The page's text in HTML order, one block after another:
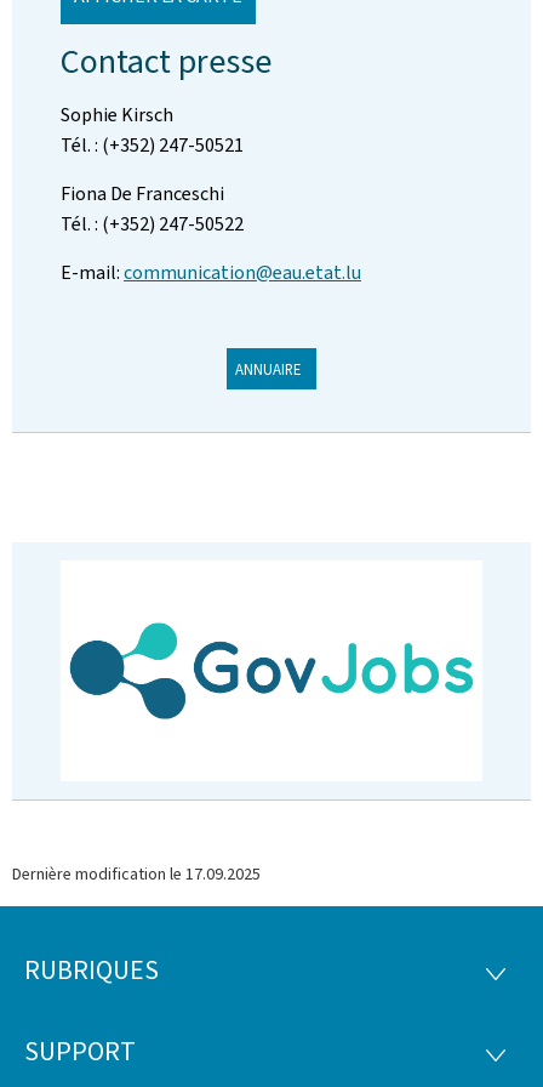
Contact presse
Sophie Kirsch
Tél. : (+352) 247-50521
Fiona De Franceschi
Tél. : (+352) 247-50522
E-mail:communication@eau.etat.lu
ANNUAIRE
Dernière modification le 17.09.2025
Pied
page
RUBRIQUES
SUPPORT